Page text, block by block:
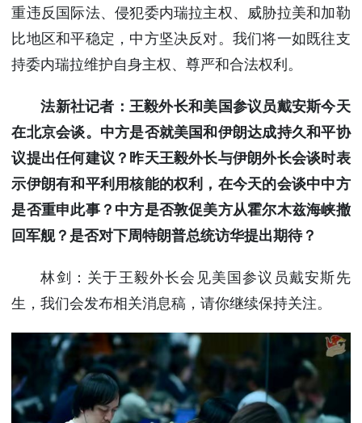
重违反国际法、侵犯委内瑞拉主权、威胁拉美和加勒
比地区和平稳定，中方坚决反对。我们将一如既往支
持委内瑞拉维护自身主权、尊严和合法权利。
法新社记者：王毅外长和美国参议员戴安斯今天
在北京会谈。中方是否就美国和伊朗达成持久和平协
议提出任何建议？昨天王毅外长与伊朗外长会谈时表
示伊朗有和平利用核能的权利，在今天的会谈中中方
是否重申此事？中方是否敦促美方从霍尔木兹海峡撤
回军舰？是否对下周特朗普总统访华提出期待？
林剑：关于王毅外长会见美国参议员戴安斯先
生，我们会发布相关消息稿，请你继续保持关注。